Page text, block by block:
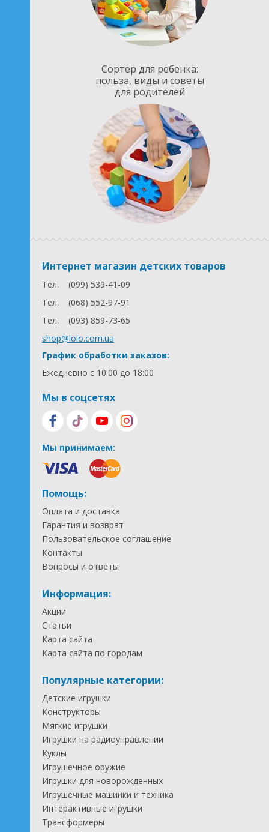
Сортер для ребенка:
польза, виды и советы
для родителей
Интернет магазин детских товаров
Тел.
(099) 539-41-09
Тел.
(068) 552-97-91
Тел.
(093) 859-73-65
shop@lolo.com.ua
График обработки заказов:
Ежедневно с 10:00 до 18:00
Мы в соцсетях
Мы принимаем:
Помощь:
Оплата и доставка
Гарантия и возврат
Пользовательское соглашение
Контакты
Вопросы и ответы
Информация:
Акции
Статьи
Карта сайта
Карта сайта по городам
Популярные категории:
Детские игрушки
Конструкторы
Мягкие игрушки
Игрушки на радиоуправлении
Куклы
Игрушечное оружие
Игрушки для новорожденных
Игрушечные машинки и техника
Интерактивные игрушки
Трансформеры